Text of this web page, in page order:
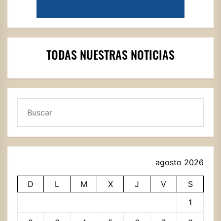
TODAS NUESTRAS NOTICIAS
agosto 2026
D L M X J V
S
1